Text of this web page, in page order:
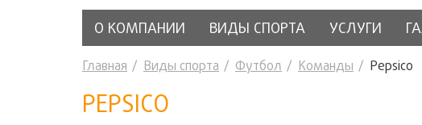
О КОМПАНИИ ВИДЫ СПОРТА УСЛУГИ
Главная Виды спорта Футбол Команды Pepsico
PEPSICO